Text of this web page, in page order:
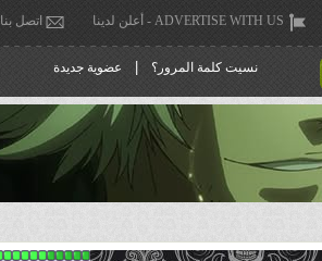
ADVERTISE WITH US - أعلن لدينا اتصل بنا
نسيت كلمة المرور؟ عضوية جديدة